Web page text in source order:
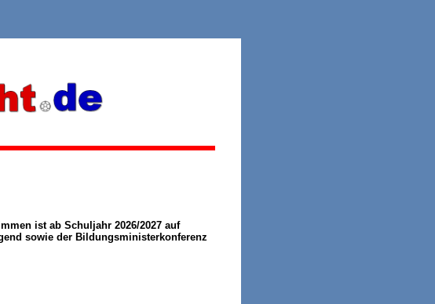
ist ab Schuljahr 2026/2027 auf
sowie der Bildungsministerkonferenz